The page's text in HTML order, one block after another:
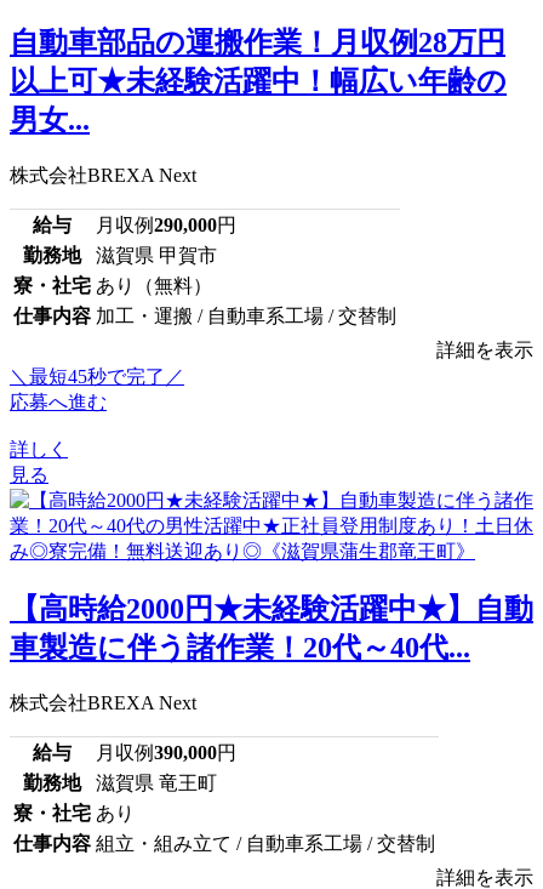
自動車部品の運搬作業！月収例28万円
以上可★未経験活躍中！幅広い年齢の
男女...
株式会社BREXA Next
給与 月収例290,000円
勤務地
滋賀県 甲賀市
寮・社宅 あり（無料）
仕事内容 加工・運搬 / 自動車系工場 / 交替制
詳細を表示
＼最短45秒で完了／
応募へ進む
詳しく
見る
【高時給2000円★未経験活躍中★】自動
車製造に伴う諸作業！20代～40代...
株式会社BREXA Next
給与 月収例390,000円
勤務地
滋賀県 竜王町
寮・社宅 あり
仕事内容 組立・組み立て / 自動車系工場 / 交替制
詳細を表示